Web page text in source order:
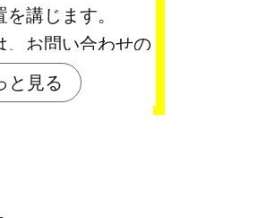
講じます。
、お問い合わせの
、以下の目的で使
す。
と見る